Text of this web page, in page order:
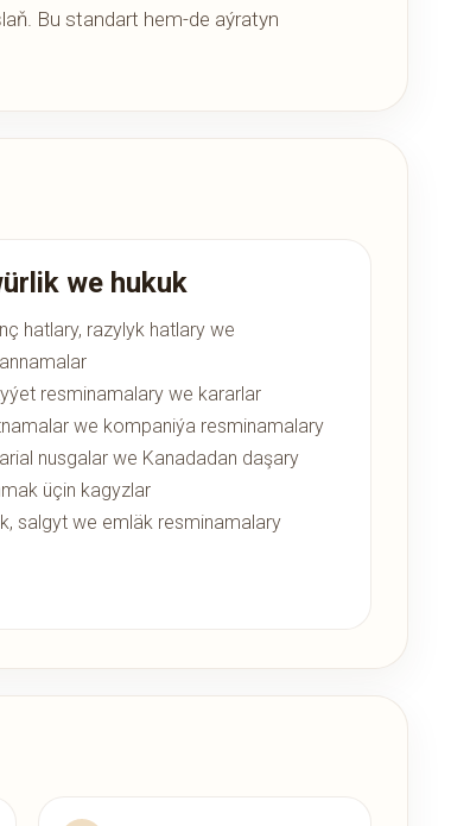
Bu standart hem-de aýratyn
we hukuk
hatlary, razylyk hatlary we
resminamalary we kararlar
we kompaniýa resminamalary
nusgalar we Kanadadan daşary
üçin kagyzlar
salgyt we emläk resminamalary